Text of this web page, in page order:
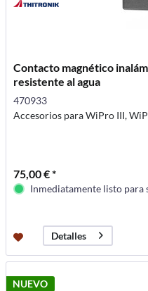
Contacto magnético
resistente al agua
470933
Accesorios para WiPro III,
75,00 € *
Inmediatamente listo para
Detalles
NUEVO